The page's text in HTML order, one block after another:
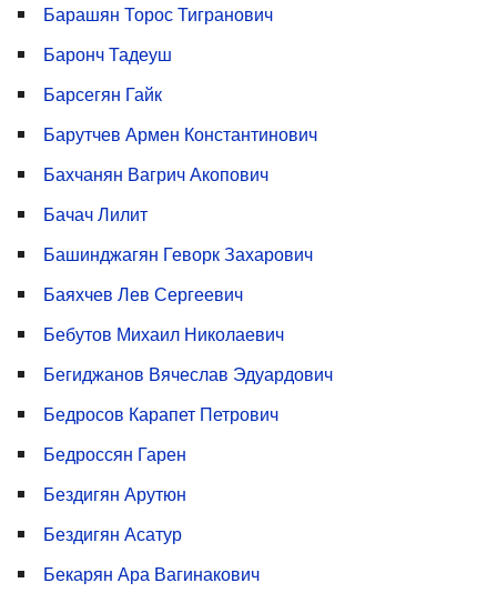
Барашян Торос Тигранович
Баронч Тадеуш
Барсегян Гайк
Барутчев Армен Константинович
Бахчанян Вагрич Акопович
Бачач Лилит
Башинджагян Геворк Захарович
Баяхчев Лев Сергеевич
Бебутов Михаил Николаевич
Бегиджанов Вячеслав Эдуардович
Бедросов Карапет Петрович
Бедроссян Гарен
Бездигян Арутюн
Бездигян Асатур
Бекарян Ара Вагинакович